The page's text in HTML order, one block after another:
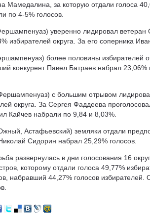
Мамедалина, за которую отдали голоса
по 4-5% голосов.
уверенно лидировал ветеран
избирателей округа. За его соперника
более половины избирателей
конкурент Павел Батраев набрал 23,06%
с большим отрывом
округа. За Сергея Фаддеева
Кайчев набрали по 9,84 и 8,03%.
Астафьевский) земляки отдали
Сидорин набрал 25,29% голосов.
развернулась в дни голосования 16
которому отдали голоса 49,77%
набравший 44,27% голосов